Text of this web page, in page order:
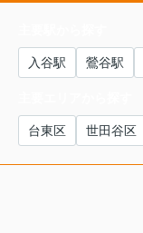
入谷駅 鶯谷駅
台東区 世田谷区